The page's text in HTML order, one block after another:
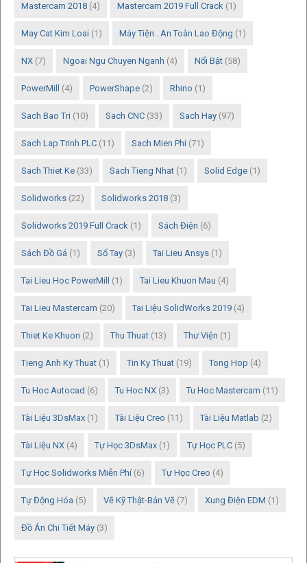
Mastercam 2018 (4) Mastercam 2019 Full Crack (1)
May Cat Kim Loai (1) Máy Tiện . An Toàn Lao Động (1)
NX (7) Ngoai Ngu Chuyen Nganh (4) Nổi Bật (58)
PowerMill (4) PowerShape (2) Rhino (1)
Sach Bao Tri (10) Sach CNC (33) Sach Hay (97)
Sach Lap Trinh PLC (11) Sach Mien Phi (71)
Sach Thiet Ke (33) Sach Tieng Nhat (1) Solid Edge (1)
Solidworks (22) Solidworks 2018 (3)
Solidworks 2019 Full Crack (1) Sách Điện (6)
Sách Đồ Gá (1) Sổ Tay (3) Tai Lieu Ansys (1)
Tai Lieu Hoc PowerMill (1) Tai Lieu Khuon Mau (4)
Tai Lieu Mastercam (20) Tai Liệu SolidWorks 2019 (4)
Thiet Ke Khuon (2) Thu Thuat (13) Thư Viện (1)
Tieng Anh Ky Thuat (1) Tin Ky Thuat (19) Tong Hop (4)
Tu Hoc Autocad (6) Tu Hoc NX (3) Tu Hoc Mastercam (11)
Tài Liệu 3DsMax (1) Tài Liệu Creo (11) Tài Liệu Matlab (2)
Tài Liệu NX (4) Tự Học 3DsMax (1) Tự Học PLC (5)
Tự Học Solidworks Miễn Phí (6) Tự Học Creo (4)
Tự Động Hóa (5) Vẽ Kỹ Thật-Bản Vẽ (7) Xung Điện EDM (1)
Đồ Án Chi Tiết Máy (3)